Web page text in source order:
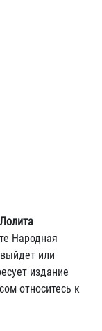
Лолита
Народная
или
издание
относитесь к